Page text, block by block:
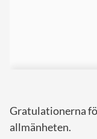
Gratulationerna
allmänheten.